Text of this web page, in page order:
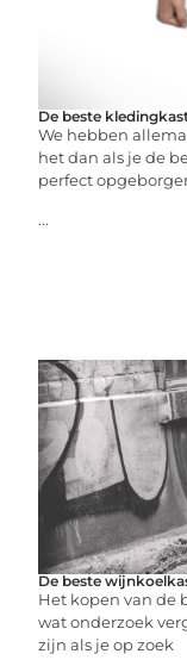
De beste
We hebben
het dan als je de
perfect
...
De beste
Het kopen van de
wat onderzoek
zijn als je op zoek